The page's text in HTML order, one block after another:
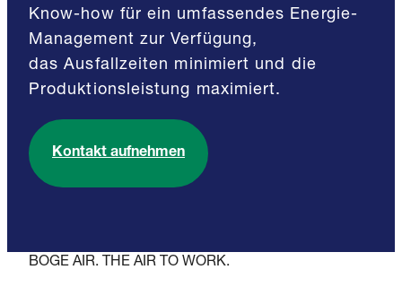
Know-how für ein umfassendes Energie-
Management zur Verfügung,
das Ausfallzeiten minimiert und die
Produktionsleistung maximiert.
Kontakt aufnehmen
BOGE AIR. THE AIR TO WORK.